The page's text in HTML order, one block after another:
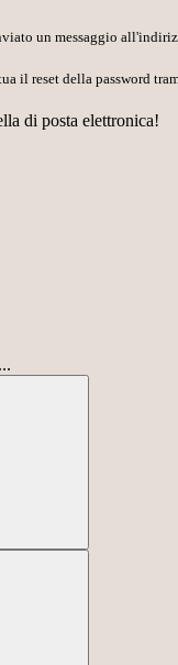
un messaggio
il reset della password
di posta elettronica!